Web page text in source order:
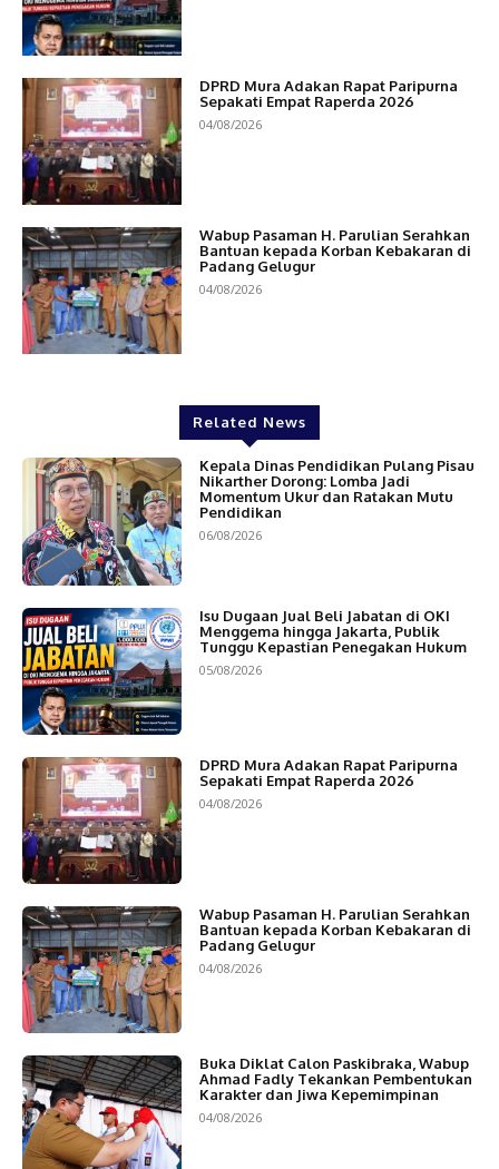
DPRD Mura Adakan Rapat Paripurna
Sepakati Empat Raperda 2026
04/08/2026
Wabup Pasaman H. Parulian Serahkan
Bantuan kepada Korban Kebakaran di
Padang Gelugur
04/08/2026
Related News
Kepala Dinas Pendidikan Pulang Pisau
Nikarther Dorong: Lomba Jadi
Momentum Ukur dan Ratakan Mutu
Pendidikan
06/08/2026
Isu Dugaan Jual Beli Jabatan di OKI
Menggema hingga Jakarta, Publik
Tunggu Kepastian Penegakan Hukum
05/08/2026
DPRD Mura Adakan Rapat Paripurna
Sepakati Empat Raperda 2026
04/08/2026
Wabup Pasaman H. Parulian Serahkan
Bantuan kepada Korban Kebakaran di
Padang Gelugur
04/08/2026
Buka Diklat Calon Paskibraka, Wabup
Ahmad Fadly Tekankan Pembentukan
Karakter dan Jiwa Kepemimpinan
04/08/2026